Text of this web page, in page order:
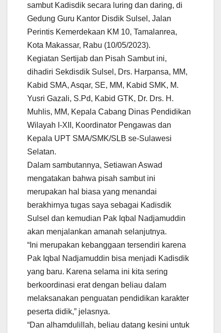
sambut Kadisdik secara luring dan daring, di
Gedung Guru Kantor Disdik Sulsel, Jalan
Perintis Kemerdekaan KM 10, Tamalanrea,
Kota Makassar, Rabu (10/05/2023).
Kegiatan Sertijab dan Pisah Sambut ini,
dihadiri Sekdisdik Sulsel, Drs. Harpansa, MM,
Kabid SMA, Asqar, SE, MM, Kabid SMK, M.
Yusri Gazali, S.Pd, Kabid GTK, Dr. Drs. H.
Muhlis, MM, Kepala Cabang Dinas Pendidikan
Wilayah I-XII, Koordinator Pengawas dan
Kepala UPT SMA/SMK/SLB se-Sulawesi
Selatan.
Dalam sambutannya, Setiawan Aswad
mengatakan bahwa pisah sambut ini
merupakan hal biasa yang menandai
berakhirnya tugas saya sebagai Kadisdik
Sulsel dan kemudian Pak Iqbal Nadjamuddin
akan menjalankan amanah selanjutnya.
“Ini merupakan kebanggaan tersendiri karena
Pak Iqbal Nadjamuddin bisa menjadi Kadisdik
yang baru. Karena selama ini kita sering
berkoordinasi erat dengan beliau dalam
melaksanakan penguatan pendidikan karakter
peserta didik,” jelasnya.
“Dan alhamdulillah, beliau datang kesini untuk